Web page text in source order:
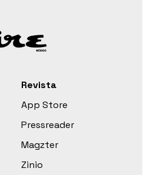
Revista
App Store
Pressreader
Magzter
Zinio